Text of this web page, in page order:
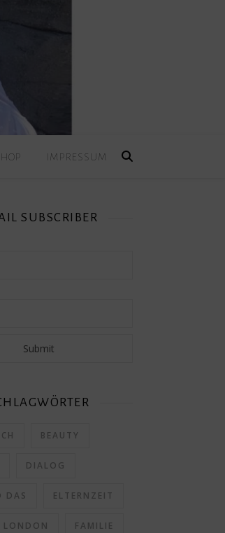
IMPRESSUM
SUBSCRIBER
BEAUTY
DIALOG
DAS ELTERNZEIT
LONDON FAMILIE